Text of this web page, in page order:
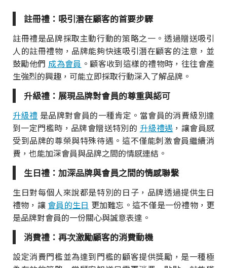
註冊禮：吸引潛在顧客的首要步驟
註冊禮是品牌採取主動行動的策略之一。透過贈送吸引
人的註冊禮物，品牌能夠快速吸引潛在顧客的注意，並
鼓勵他們 成為會員 。顧客收到這樣的禮物時，往往會產
生強烈的興趣，可能立即採取行動深入了解品牌。
升級禮：展現品牌對會員的尊重與認可
升級禮 是品牌對會員的一種肯定。當會員的消費級別達
到一定門檻時，品牌會贈送特別的 升級禮遇 ，讓會員感
受到品牌的尊榮與特殊待遇。這不僅能刺激會員繼續消
費，也能加深會員與品牌之間的情感連結。
生日禮：加深品牌與會員之間的情感聯繫
生日對每個人來說都是特別的日子，品牌透過提供生日
禮物，讓 會員的生日 更加難忘。這不僅是一份禮物，更
是品牌對會員的一份關心與誠意表達。
消費禮：再次激勵顧客的消費動機
設定消費門檻並為達到門檻的顧客提供獎勵，是一種極